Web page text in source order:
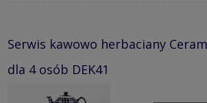
Serwis kawowo herbaciany
dla 4 osób DEK41